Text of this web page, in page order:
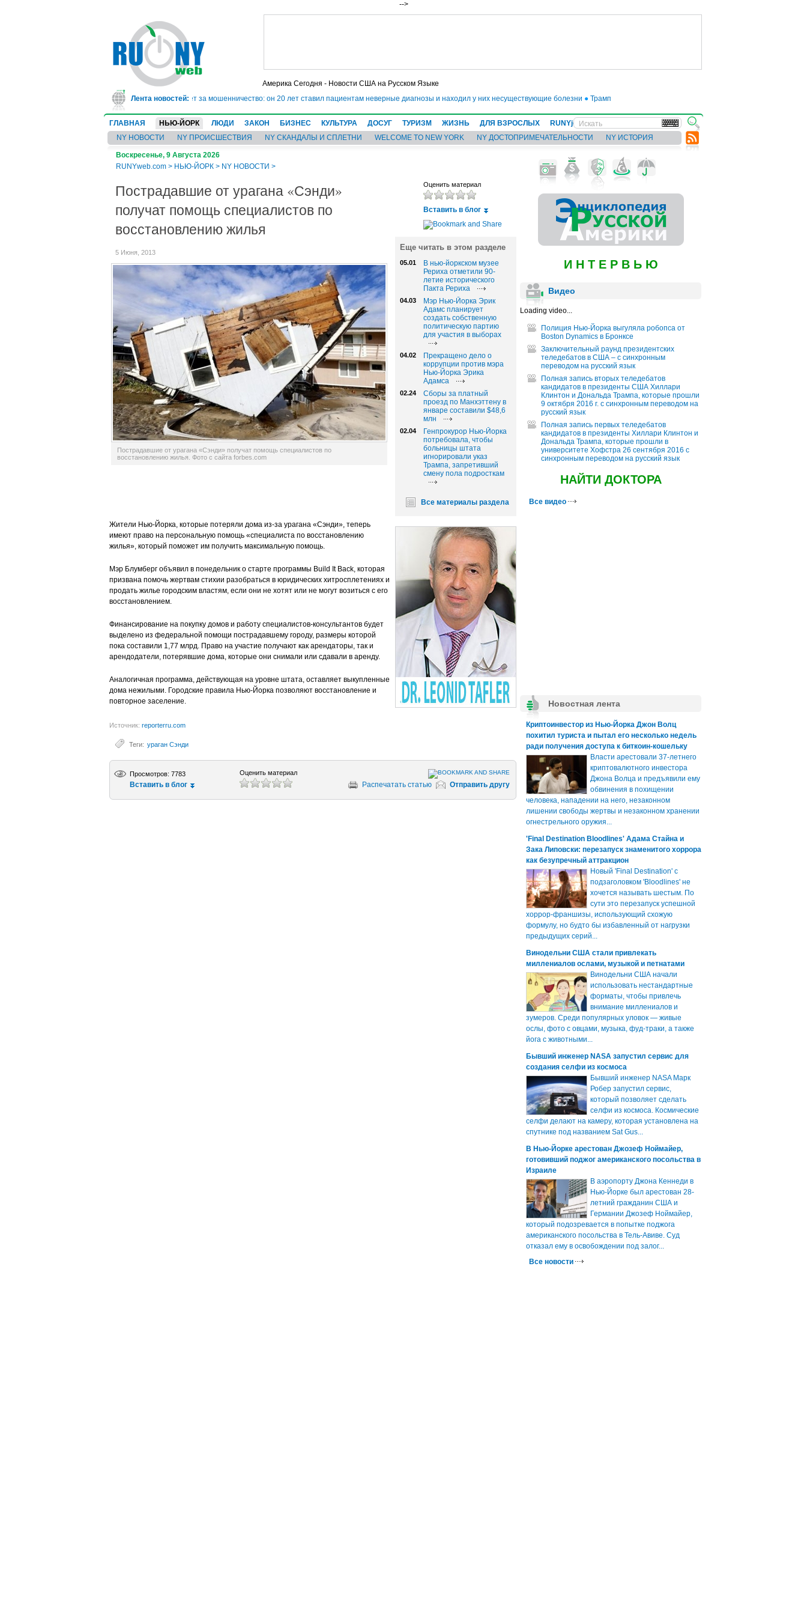
-->
Америка Сегодня - Новости США на Русском Языке
Лента новостей:
В Техасе врач-ревматолог сядет в тюрьму на 10 лет за мошенничество: он 20 лет ставил пациентам неверные диагнозы и находил у них несуществующие болезни● Трамп отложил введение 50-процентных пошлин на товары из
ГЛАВНАЯ НЬЮ-ЙОРК ЛЮДИ ЗАКОН БИЗНЕС КУЛЬТУРА ДОСУГ ТУРИЗМ ЖИЗНЬ ДЛЯ ВЗРОСЛЫХ RUNYjews
ВЕСТИ ИЗ УКРАИНЫ
NY НОВОСТИ
NY ПРОИСШЕСТВИЯ NY СКАНДАЛЫ И СПЛЕТНИ WELCOME TO NEW YORK NY ДОСТОПРИМЕЧАТЕЛЬНОСТИ NY ИСТОРИЯ
Воскресенье, 9 Августа 2026
RUNYweb.com > НЬЮ-ЙОРК > NY НОВОСТИ >
Оценить материал
Вставить в блог
Еще читать в этом разделе
05.01
В нью-йоркском музее
Рериха отметили 90-
летие исторического
Пакта Рериха
04.03
Мэр Нью-Йорка Эрик
Адамс планирует
создать собственную
политическую партию
для участия в выборах
04.02
Прекращено дело о
коррупции против мэра
Нью-Йорка Эрика
Адамса
02.24
Сборы за платный
проезд по Манхэттену в
январе составили $48,6
млн
02.04
Генпрокурор Нью-Йорка
потребовала, чтобы
больницы штата
игнорировали указ
Трампа, запретивший
смену пола подросткам
Все материалы раздела
Пострадавшие от урагана «Сэнди»
получат помощь специалистов по
восстановлению жилья
5 Июня, 2013
Пострадавшие от урагана «Сэнди» получат помощь специалистов по
восстановлению жилья. Фото с сайта forbes.com
Жители Нью-Йорка, которые потеряли дома из-за урагана «Сэнди», теперь
имеют право на персональную помощь «специалиста по восстановлению
жилья», который поможет им получить максимальную помощь.
Мэр Блумберг объявил в понедельник о старте программы Build It Back, которая
призвана помочь жертвам стихии разобраться в юридических хитросплетениях и
продать жилье городским властям, если они не хотят или не могут возиться с его
восстановлением.
Финансирование на покупку домов и работу специалистов-консультантов будет
выделено из федеральной помощи пострадавшему городу, размеры которой
пока составили 1,77 млрд. Право на участие получают как арендаторы, так и
арендодатели, потерявшие дома, которые они снимали или сдавали в аренду.
Аналогичная программа, действующая на уровне штата, оставляет выкупленные
дома нежилыми. Городские правила Нью-Йорка позволяют восстановление и
повторное заселение.
Источник: reporterru.com
Теги: ураган Сэнди
Просмотров: 7783
Вставить в блог
Оценить материал
Распечатать статью Отправить другу
И Н Т Е Р В Ь Ю
Видео
Loading video...
Полиция Нью-Йорка выгуляла робопса от
Boston Dynamics в Бронксе
Заключительный раунд президентских
теледебатов в США – с синхронным
переводом на русский язык
Полная запись вторых теледебатов
кандидатов в президенты США Хиллари
Клинтон и Дональда Трампа, которые прошли
9 октября 2016 г. с синхронным переводом на
русский язык
Полная запись первых теледебатов
кандидатов в президенты Хиллари Клинтон и
Дональда Трампа, которые прошли в
университете Хофстра 26 сентября 2016 с
синхронным переводом на русский язык
НАЙТИ ДОКТОРА
Все видео
Новостная лента
Криптоинвестор из Нью-Йорка Джон Волц
похитил туриста и пытал его несколько недель
ради получения доступа к биткоин-кошельку
Власти арестовали 37-летнего
криптовалютного инвестора
Джона Волца и предъявили ему
обвинения в похищении
человека, нападении на него, незаконном
лишении свободы жертвы и незаконном хранении
огнестрельного оружия...
'Final Destination Bloodlines' Адама Стайна и
Зака Липовски: перезапуск знаменитого хоррора
как безупречный аттракцион
Новый 'Final Destination' с
подзаголовком 'Bloodlines' не
хочется называть шестым. По
сути это перезапуск успешной
хоррор-франшизы, использующий схожую
формулу, но будто бы избавленный от нагрузки
предыдущих серий...
Винодельни США стали привлекать
миллениалов ослами, музыкой и петнатами
Винодельни США начали
использовать нестандартные
форматы, чтобы привлечь
внимание миллениалов и
зумеров. Среди популярных уловок — живые
ослы, фото с овцами, музыка, фуд-траки, а также
йога с животными...
Бывший инженер NASA запустил сервис для
создания селфи из космоса
Бывший инженер NASA Марк
Робер запустил сервис,
который позволяет сделать
селфи из космоса. Космические
селфи делают на камеру, которая установлена на
спутнике под названием Sat Gus...
В Нью-Йорке арестован Джозеф Ноймайер,
готовивший поджог американского посольства в
Израиле
В аэропорту Джона Кеннеди в
Нью-Йорке был арестован 28-
летний гражданин США и
Германии Джозеф Ноймайер,
который подозревается в попытке поджога
американского посольства в Тель-Авиве. Суд
отказал ему в освобождении под залог...
Все новости